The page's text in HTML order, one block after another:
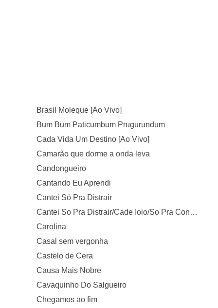
Brasil Moleque [Ao Vivo]
Bum Bum Paticumbum Prugurundum
Cada Vida Um Destino [Ao Vivo]
Camarão que dorme a onda leva
Candongueiro
Cantando Eu Aprendi
Cantei Só Pra Distrair
Cantei So Pra Distrair/Cade Ioio/So Pra Contrariar
Carolina
Casal sem vergonha
Castelo de Cera
Causa Mais Nobre
Cavaquinho Do Salgueiro
Chegamos ao fim